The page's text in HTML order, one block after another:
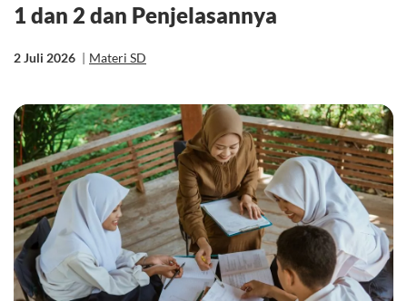
1 dan 2 dan Penjelasannya
2 Juli 2026 | Materi SD